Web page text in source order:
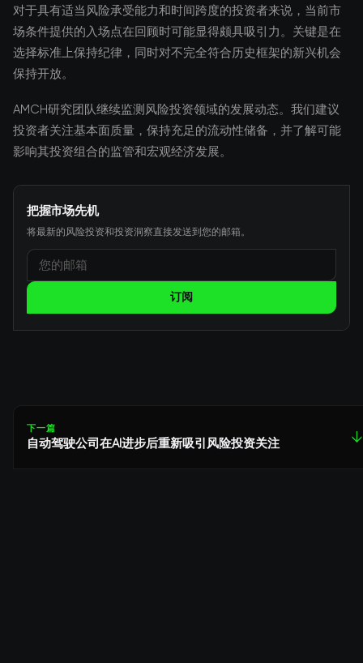
对于具有适当风险承受能力和时间跨度的投资者来说，当前市
场条件提供的入场点在回顾时可能显得颇具吸引力。关键是在
选择标准上保持纪律，同时对不完全符合历史框架的新兴机会
保持开放。
AMCH研究团队继续监测风险投资领域的发展动态。我们建议
投资者关注基本面质量，保持充足的流动性储备，并了解可能
影响其投资组合的监管和宏观经济发展。
把握市场先机
将最新的风险投资和投资洞察直接发送到您的邮箱。
订阅
下一篇
自动驾驶公司在AI进步后重新吸引风险投资关注 ↓